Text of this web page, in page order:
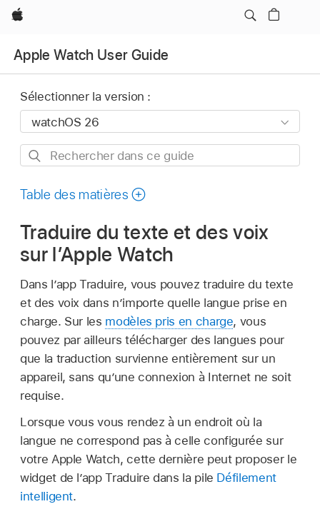
Apple
Apple Watch User Guide
Sélectionner la version :
Rechercher
ce
Table des matières
Traduire du texte et des voix
sur l’Apple Watch
Dans l’app Traduire, vous pouvez traduire du texte
et des voix dans n’importe quelle langue prise en
charge. Sur les modèles pris en charge, vous
pouvez par ailleurs télécharger des langues pour
que la traduction survienne entièrement sur un
appareil, sans qu’une connexion à Internet ne soit
requise.
Lorsque vous vous rendez à un endroit où la
langue ne correspond pas à celle configurée sur
votre Apple Watch, cette dernière peut proposer le
widget de l’app Traduire dans la pile Défilement
intelligent.